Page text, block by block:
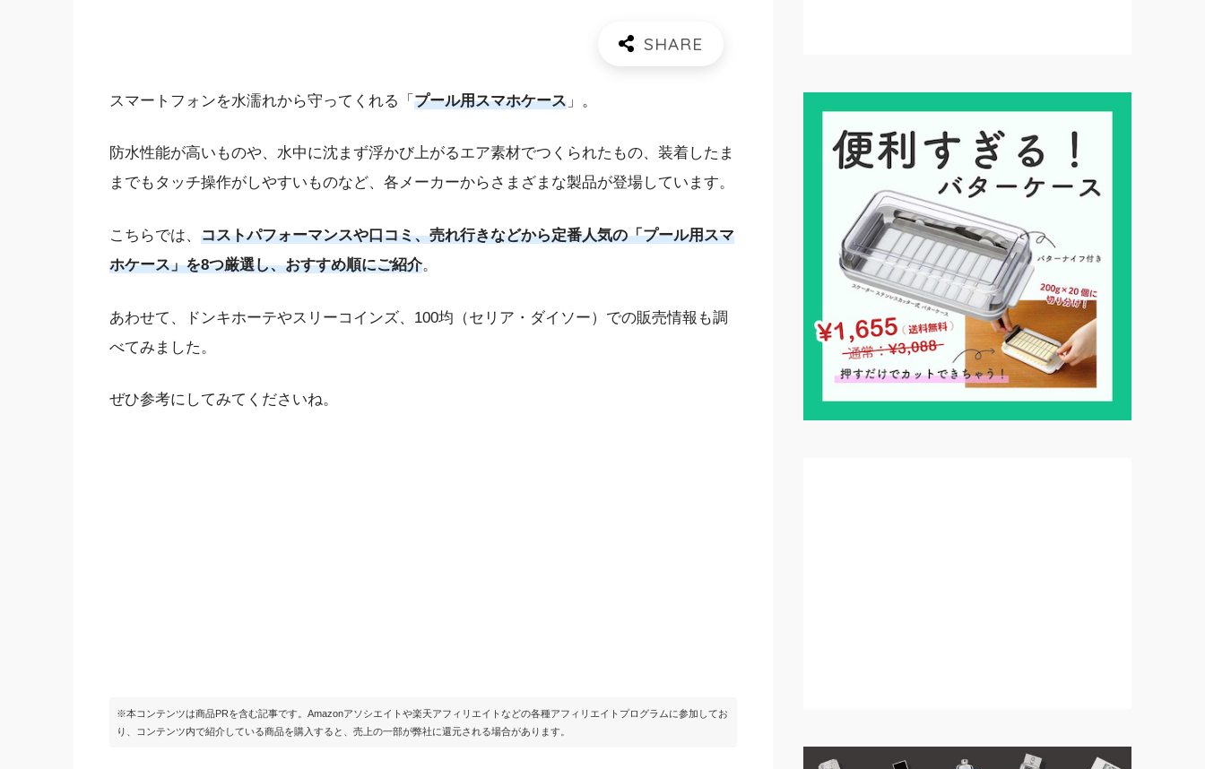
スマートフォンを水濡れから守ってくれる「 プール用スマホケース 」。
防水性能が高いものや、水中に沈まず浮かび上がるエア素材でつくられたもの、装着したま
までもタッチ操作がしやすいものなど、各メーカーからさまざまな製品が登場しています。
こちらでは、 コストパフォーマンスや口コミ、売れ行きなどから定番人気の「プール用スマ
ホケース」を8つ厳選し、おすすめ順にご紹介。
あわせて、ドンキホーテやスリーコインズ、100均（セリア・ダイソー）での販売情報も調
べてみました。
ぜひ参考にしてみてくださいね。
※本コンテンツは商品PRを含む記事です。Amazonアソシエイトや楽天アフィリエイトなどの各種アフィリエイトプログラムに参加してお
り、コンテンツ内で紹介している商品を購入すると、売上の一部が弊社に還元される場合があります。